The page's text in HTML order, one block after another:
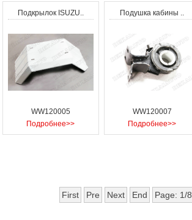
Подкрылок ISUZU..
WW120005
Подробнее>>
Подушка кабины ..
WW120007
Подробнее>>
First Pre Next End Page: 1/8